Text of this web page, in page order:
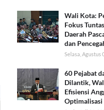
Wali Kota:
Fokus
Daerah
dan
Selasa, Agustus
60 Pejabat
Dilantik,
Efisiensi
Optimalisasi